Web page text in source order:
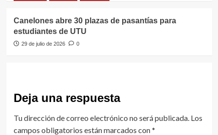
Canelones abre 30 plazas de pasantías para
estudiantes de UTU
29 de julio de 2026 0
Deja una respuesta
Tu dirección de correo electrónico no será publicada. Los
campos obligatorios están marcados con*